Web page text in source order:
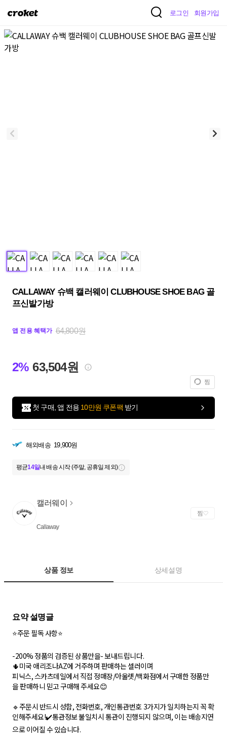
크
켓
로그인 회원가입
CALLAWAY 슈백 캘러웨이 CLUBHOUSE SHOE BAG 골
프신발가방
앱 전용 혜택가 64,800원
2% 63,504원
찜
첫 구매, 앱 전용 10만원 쿠폰팩 받기
해외배송 19,900원
평균14일내 배송 시작 (주말, 공휴일 제외)
캘러웨이
Callaway
찜
상품 정보 상세설명
요약 설명글
⭐️주문 필독 사항⭐️
-200% 정품의 검증된 상품만을- 보내드립니다.
🌵미국 애리조나AZ에 거주하며 판매하는 셀러이며
피닉스, 스카츠데일에서 직접 정매장/아울렛/백화점에서 구매한 정품만
을 판매하니 믿고 구매해 주세요😊
🔹주문시 반드시 성함, 전화번호, 개인통관번호 3가지가 일치하는지 꼭 확
인해주세요!✔️통관정보 불일치시 통관이 진행되지 않으며, 이는 배송지연
으로 이어질 수 있습니다.